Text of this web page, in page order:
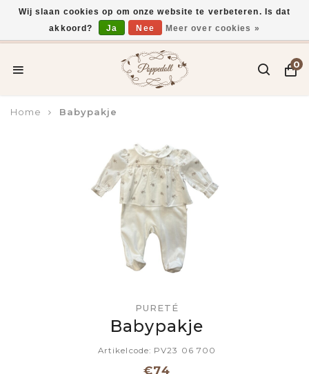
Voor 15:00 uur besteld, vandaag verzonden*
0
Home Babypakje
PURETÉ
Babypakje
Artikelcode: PV23 06 700
€74
Wij slaan cookies op om onze website te verbeteren. Is dat
akkoord?
Ja Nee Meer over cookies »